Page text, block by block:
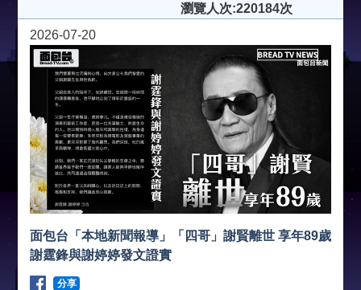
瀏覽人次:220184次
2026-07-20
面包台「本地新聞報導」「四哥」謝賢離世 享年89歲
謝霆鋒與謝婷婷發文證實
分享